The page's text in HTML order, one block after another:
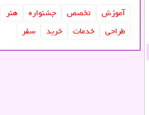
آموزش تخصص جشنواره
هنر
طراحی
خدمات خرید سفر